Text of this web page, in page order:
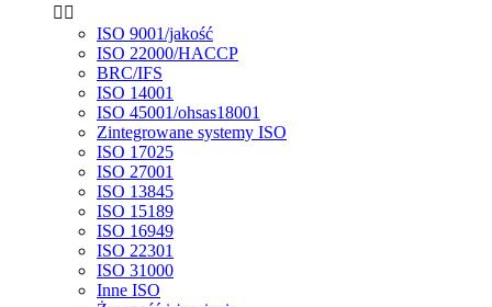
 
ISO 9001/jakość
ISO 22000/HACCP
BRC/IFS
ISO 14001
ISO 45001/ohsas18001
Zintegrowane systemy ISO
ISO 17025
ISO 27001
ISO 13845
ISO 15189
ISO 16949
ISO 22301
ISO 31000
Inne ISO